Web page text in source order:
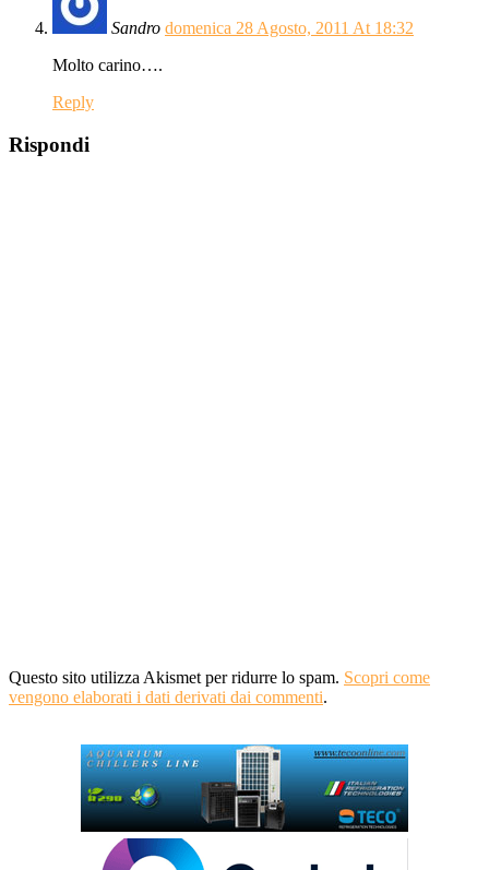
Sandro domenica 28 Agosto, 2011 At 18:32
Molto carino….
Reply
Rispondi
Questo sito utilizza Akismet per ridurre lo spam. Scopri come
vengono elaborati i dati derivati dai commenti.